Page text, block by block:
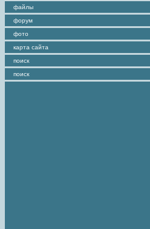
файлы
форум
фото
карта сайта
поиск
поиск